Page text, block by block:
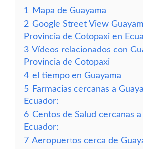
1
Mapa de Guayama
2 Google Street View
Provincia de Cotopaxi en
3 Vídeos relacionados con
Provincia de Cotopaxi
4 el tiempo en Guayama
5 Farmacias cercanas a
Ecuador:
6 Centos de Salud cercanas a
Ecuador:
7 Aeropuertos cerca de